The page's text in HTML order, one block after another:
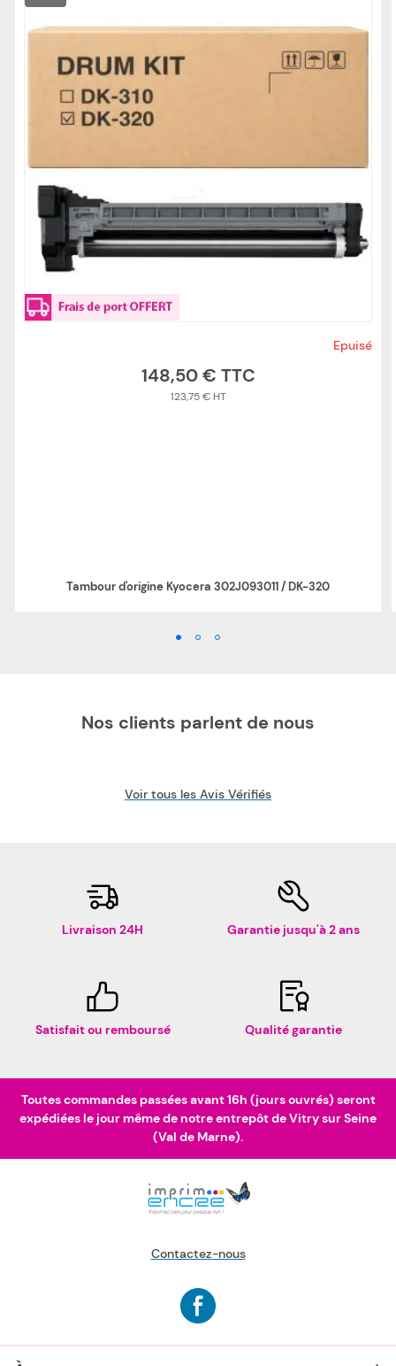
Epuisé
148,50 €
123,75 €
Tambour d'origine Kyocera 302J093011 / DK-320
Nos clients parlent de nous
Voir tous les Avis Vérifiés
Livraison 24H Garantie jusqu'à 2 ans
Satisfait ou remboursé Qualité garantie
Toutes commandes passées avant 16h (jours ouvrés) seront
expédiées le jour même de notre entrepôt de Vitry sur Seine
(Val de Marne).
Contactez-nous